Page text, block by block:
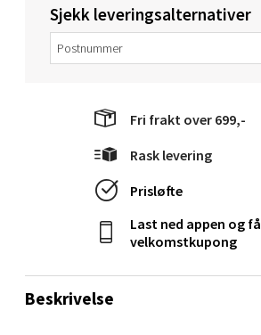
Beskrivelse
Sjekk leveringsalternativer
Fri frakt over 699,-
Rask levering
Prisløfte
Last ned appen og få
velkomstkupong
0 i butikk
Molde - Moldetorget
Torget 1, 6413 Molde
Åpent i dag 10-20
0 i butikk